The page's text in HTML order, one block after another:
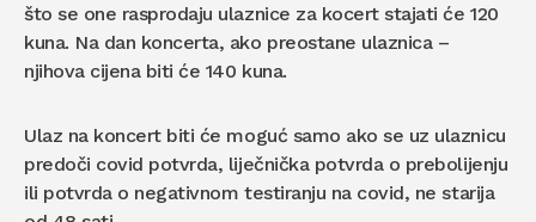
što se one rasprodaju ulaznice za kocert stajati će 120
kuna. Na dan koncerta, ako preostane ulaznica –
njihova cijena biti će 140 kuna.
Ulaz na koncert biti će moguć samo ako se uz ulaznicu
predoči covid potvrda, liječnička potvrda o prebolijenju
ili potvrda o negativnom testiranju na covid, ne starija